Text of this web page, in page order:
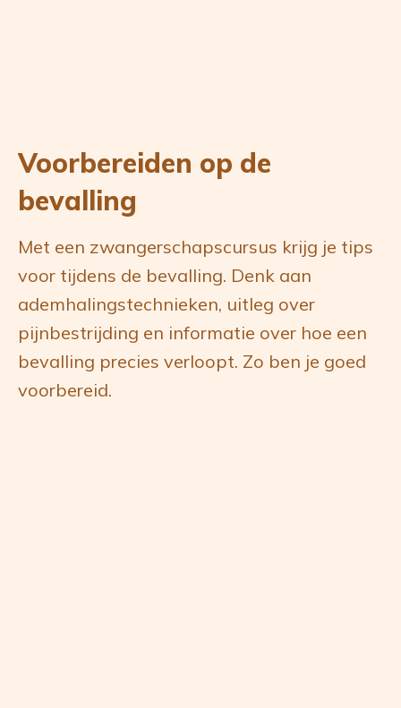
Voorbereiden op de
bevalling
‍‍Met een zwangerschapscursus krijg je tips
voor tijdens de bevalling. Denk aan
ademhalingstechnieken, uitleg over
pijnbestrijding en informatie over hoe een
bevalling precies verloopt. Zo ben je goed
voorbereid.